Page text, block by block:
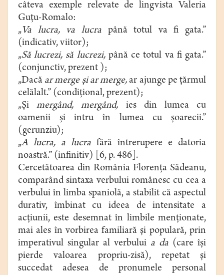
câteva exemple relevate de lingvista Valeria
Guţu-Romalo:
„Va lucra, va lucrapână totul va fi gata.”
(indicativ, viitor);
„Să lucrezi, să lucrezi,până ce totul va fi gata.”
(conjunctiv, prezent );
„Dacă ar merge şi ar merge,ar ajunge pe ţărmul
celălalt.” (condiţional, prezent);
„Şimergând, mergând, ies din lumea cu
oamenii şi intru în lumea cu şoarecii.”
(gerunziu);
„A lucra, a lucra fără întrerupere e datoria
noastră.” (infinitiv) [6, p. 486].
Cercetătoarea din România Florenţa Sădeanu,
comparând sintaxa verbului românesc cu cea a
verbului în limba spaniolă, a stabilit că aspectul
durativ, îmbinat cu ideea de intensitate a
acţiunii, este desemnat în limbile menţionate,
mai ales în vorbirea familiară şi populară, prin
imperativul singular al verbului a da (care îşi
pierde valoarea propriu-zisă), repetat şi
succedat adesea de pronumele personal